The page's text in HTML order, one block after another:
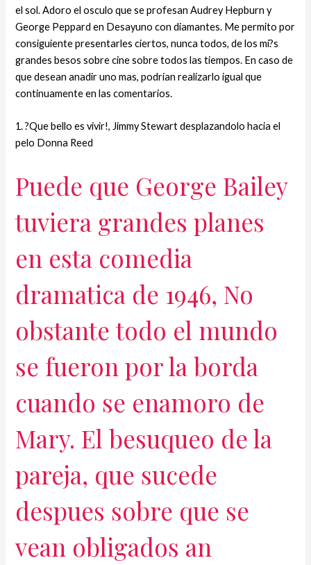
el sol. Adoro el osculo que se profesan Audrey Hepburn y
George Peppard en Desayuno con diamantes. Me permito por
consiguiente presentarles ciertos, nunca todos, de los mi?s
grandes besos sobre cine sobre todos las tiempos. En caso de
que desean anadir uno mas, podri­an realizarlo igual que
continuamente en las comentarios.
1. ?Que bello es vivir!, Jimmy Stewart desplazandolo hacia el
pelo Donna Reed
Puede que George Bailey
tuviera grandes planes
en esta comedia
dramatica de 1946, No
obstante todo el mundo
se fueron por la borda
cuando se enamoro de
Mary. El besuqueo de la
pareja, que sucede
despues sobre que se
vean obligados an